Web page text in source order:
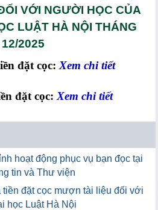
VỚI NGƯỜI HỌC CỦA
LUẬT HÀ NỘI THÁNG
12/2025
đặt cọc: Xem chi tiết
đặt cọc: Xem chi tiết
hoạt động phục vụ bạn đọc tại
tin và Thư viện
tiền đặt cọc mượn tài liệu đối với
học Luật Hà Nội